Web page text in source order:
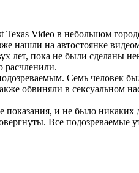
Video в небольшом
нашли на автостоянке
лет, пока не были сделаны
расчленили.
Семь
обвиняли в сексуальном
и не было
Все подозреваемые